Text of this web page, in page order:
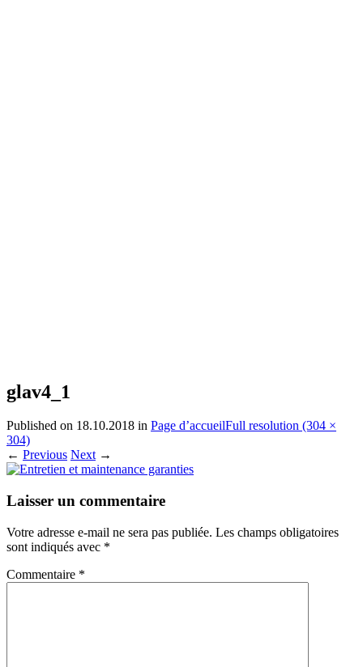
glav4_1
Published on 18.10.2018 in Page d’accueilFull resolution (304 ×
304)
← Previous Next →
Laisser un commentaire
Votre adresse e-mail ne sera pas publiée. Les champs obligatoires
sont indiqués avec *
Commentaire *